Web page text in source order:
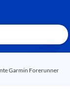
Garmin Forerunner